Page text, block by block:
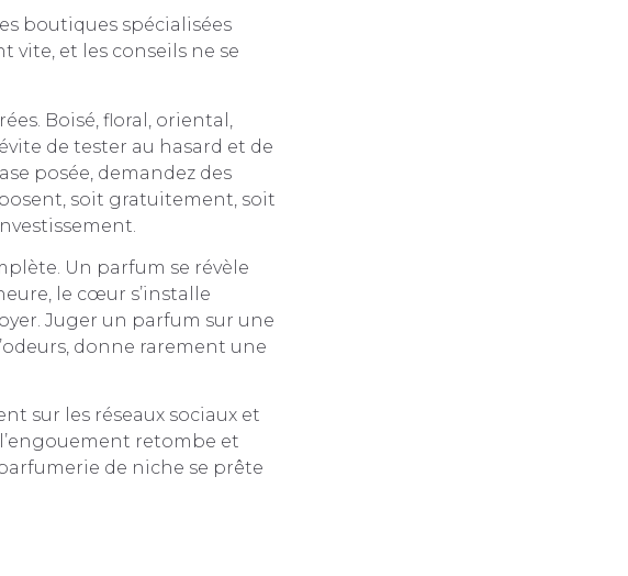
boutiques spécialisées
vite, et les conseils ne se
Boisé, floral, oriental,
de tester au hasard et de
posée, demandez des
soit gratuitement, soit
Un parfum se révèle
le cœur s’installe
Juger un parfum sur une
donne rarement une
sur les réseaux sociaux et
retombe et
de niche se prête